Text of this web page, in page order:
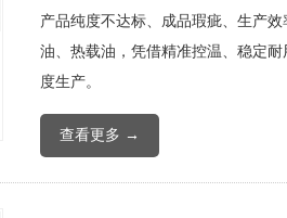
产品纯度不达标、成品瑕疵、生产
油、热载油，凭借精准控温、稳定
度生产。
查看更多 →